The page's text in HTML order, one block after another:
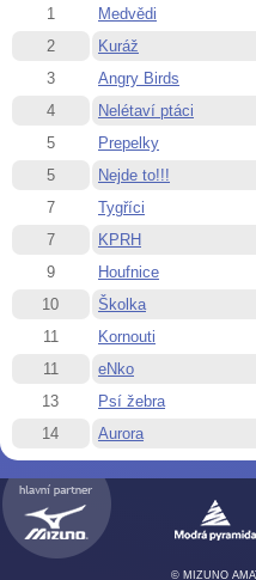
1
Medvědi
2
Kuráž
3
Angry Birds
4
Nelétaví ptáci
5
Prepelky
5
Nejde to!!!
7
Tygříci
7
KPRH
9
Houfnice
10
Školka
11
Kornouti
11
eNko
13
Psí žebra
14
Aurora
© MIZUNO